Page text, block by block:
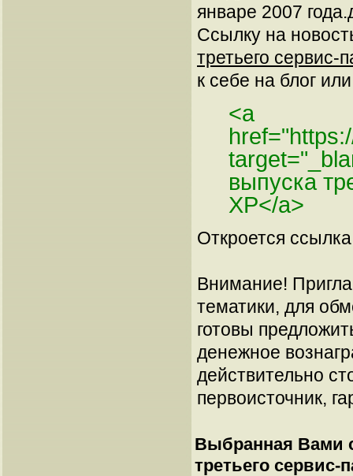
январе 2007
Ссылку на
третьего сервис-
к себе на блог
<a
выпуска
ХР</a>
Откроется
Внимание!
тематики, для
готовы
денежное
действительно
первоисточник,
Выбранная Вами
третьего сервис-